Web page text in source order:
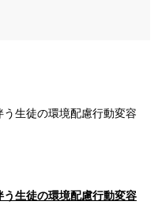
生徒の環境配慮行動変容
生徒の環境配慮行動変容